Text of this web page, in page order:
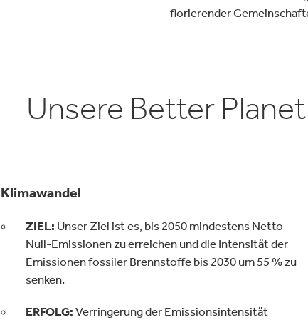
florierender
Unsere Better
Klimawandel
ZIEL: Unser Ziel ist es, bis 2050 mindestens Netto-
Null-Emissionen zu erreichen und die Intensität der
Emissionen fossiler Brennstoffe bis 2030 um 55 % zu
senken.
ERFOLG: Verringerung der Emissionsintensität